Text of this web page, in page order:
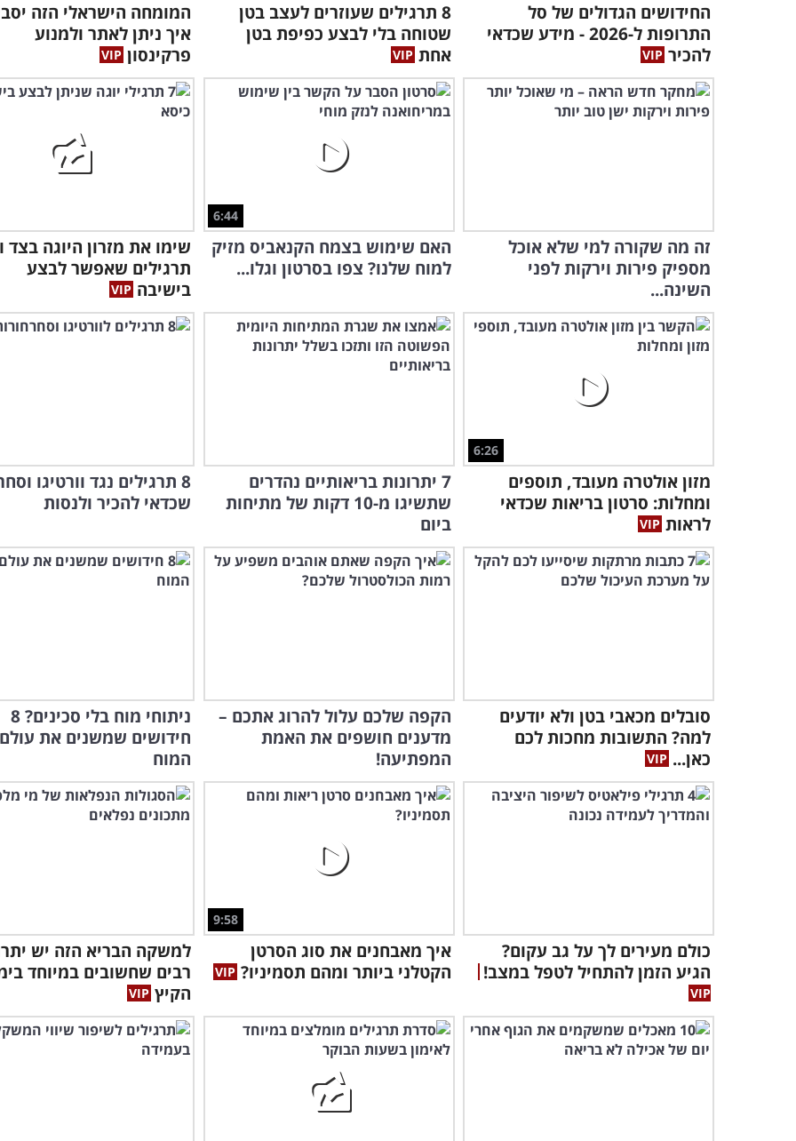
החידושים הגדולים של סל
התרופות ל-2026 - מידע שכדאי
להכיר
8 תרגילים שעוזרים לעצב בטן
שטוחה בלי לבצע כפיפת בטן
אחת
המומחה הישראלי הזה
איך ניתן לאתר ולמנוע
פרקינסון
זה מה שקורה למי שלא אוכל
מספיק פירות וירקות לפני
השינה...
6:44
האם שימוש בצמח הקנאביס מזיק
למוח שלנו? צפו בסרטון וגלו...
תרגילים שאפשר לבצע
בישיבה
6:26
מזון אולטרה מעובד, תוספים
ומחלות: סרטון בריאות שכדאי
לראות
7 יתרונות בריאותיים נהדרים
שתשיגו מ-10 דקות של מתיחות
ביום
8 תרגילים נגד וורטיגו
שכדאי להכיר ולנסות
סובלים מכאבי בטן ולא יודעים
למה? התשובות מחכות לכם
כאן...
הקפה שלכם עלול להרוג אתכם –
מדענים חושפים את האמת
המפתיעה!
ניתוחי מוח בלי סכינים? 8
חידושים שמשנים את
המוח
כולם מעירים לך על גב עקום?
הגיע הזמן להתחיל לטפל במצב!
9:58
איך מאבחנים את סוג הסרטן
הקטלני ביותר ומהם תסמיניו?
למשקה הבריא הזה יש
רבים שחשובים במיוחד
הקיץ